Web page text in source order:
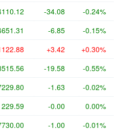
-34.08 -0.24%
-6.85 -0.15%
+3.42 +0.30%
-19.58 -0.55%
-1.63 -0.02%
229.59 -0.00 0.00%
-1.00 -0.01%